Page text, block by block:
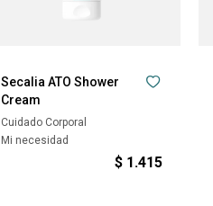
Secalia ATO Shower
Cream
Cuidado Corporal
Mi necesidad
$ 1.415